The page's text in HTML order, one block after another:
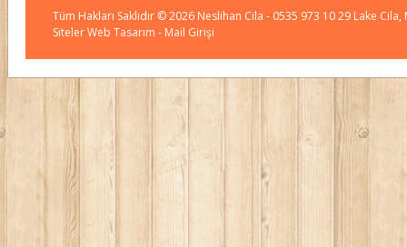
Tüm Hakları Saklıdır © 2026 Neslihan Cila - 0535 973 10 29 Lake
Siteler Web Tasarım - Mail Girişi